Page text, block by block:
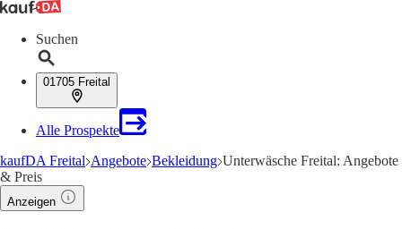
Suchen
01705 Freital
Alle Prospekte
kaufDA Freital Angebote Bekleidung Unterwäsche Freital: Angebote
& Preis
Anzeigen